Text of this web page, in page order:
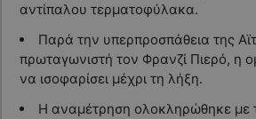
αντίπαλου τερματοφύλακα.
Παρά την υπερπροσπάθεια της
πρωταγωνιστή τον Φρανζί Πιερό, η
να ισοφαρίσει μέχρι τη λήξη.
Η αναμέτρηση ολοκληρώθηκε με